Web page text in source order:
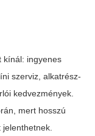
kínál: ingyenes
szerviz, alkatrész-
kedvezmények.
mert hosszú